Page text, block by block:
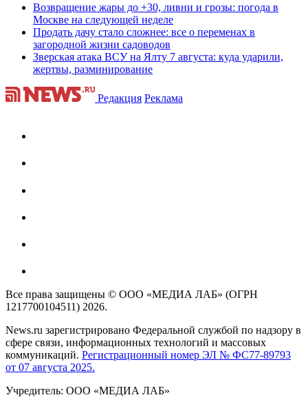
Возвращение жары до +30, ливни и грозы: погода в
Москве на следующей неделе
Продать дачу стало сложнее: все о переменах в
загородной жизни садоводов
Зверская атака ВСУ на Ялту 7 августа: куда ударили,
жертвы, разминирование
Редакция Реклама
Все права защищены © ООО «МЕДИА ЛАБ» (ОГРН
1217700104511) 2026.
News.ru зарегистрировано Федеральной службой по надзору в
сфере связи, информационных технологий и массовых
коммуникаций. Регистрационный номер ЭЛ № ФС77-89793
от 07 августа 2025.
Учредитель: ООО «МЕДИА ЛАБ»